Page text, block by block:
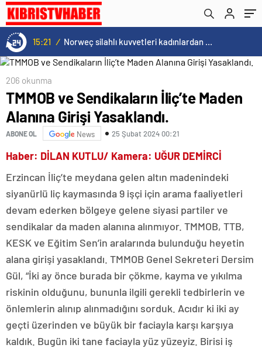
15:20 / Cristiano Ronaldo’nun akıllara zarar tüm kariyerinin istatistiğini çıkardık !
206 okunma
TMMOB ve Sendikaların İliç’te Maden
Alanına Girişi Yasaklandı.
ABONE OL News 25 Şubat 2024 00:21
Haber: DİLAN KUTLU/ Kamera: UĞUR DEMİRCİ
Erzincan İliç’te meydana gelen altın madenindeki
siyanürlü liç kaymasında 9 işçi için arama faaliyetleri
devam ederken bölgeye gelene siyasi partiler ve
sendikalar da maden alanına alınmıyor. TMMOB, TTB,
KESK ve Eğitim Sen’in aralarında bulunduğu heyetin
alana girişi yasaklandı. TMMOB Genel Sekreteri Dersim
Gül, “İki ay önce burada bir çökme, kayma ve yıkılma
riskinin olduğunu, bununla ilgili gerekli tedbirlerin ve
önlemlerin alınıp alınmadığını sorduk. Acıdır ki iki ay
geçti üzerinden ve büyük bir faciayla karşı karşıya
kaldık. Bugün iki tane faciayla yüz yüzeyiz. Birisi iş
Çalışıyor